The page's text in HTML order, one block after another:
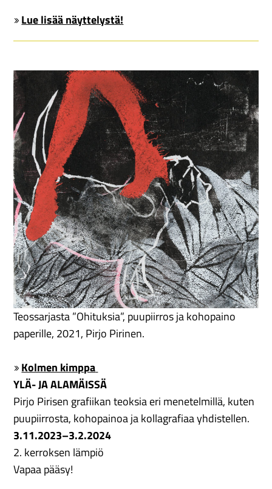
Lue lisää näyttelystä!
Teossarjasta ”Ohituksia”, puupiirros ja kohopaino
paperille, 2021, Pirjo Pirinen.
Kolmen kimppa
YLÄ- JA ALAMÄISSÄ
Pirjo Pirisen grafiikan teoksia eri menetelmillä, kuten
puupiirrosta, kohopainoa ja kollagrafiaa yhdistellen.
3.11.2023–3.2.2024
2. kerroksen lämpiö
Vapaa pääsy!